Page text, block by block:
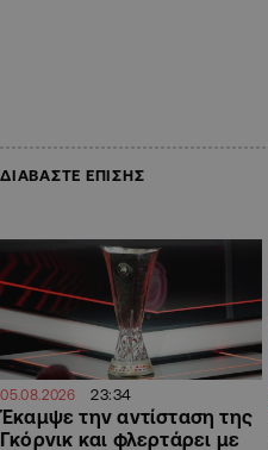
ΔΙΑΒΑΣΤΕ ΕΠΙΣΗΣ
05.08.2026 23:34
Έκαμψε την αντίσταση της
Γκόρνικ και φλερτάρει με